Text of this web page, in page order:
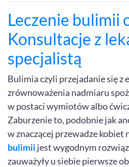
Leczenie bulimii
Konsultacje z
specjalistą
Bulimia czyli przejadanie się z
zrównoważenia nadmiaru
w postaci wymiotów albo
Zaburzenie to, podobnie jak
w znaczącej przewadze kobiet
bulimii jest wygodnym
zauważyły u siebie pierwsze